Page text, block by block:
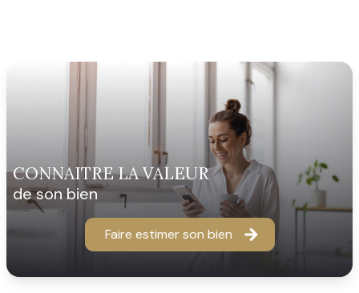
CONNAITRE LA VALEUR
de son bien
Faire estimer son bien